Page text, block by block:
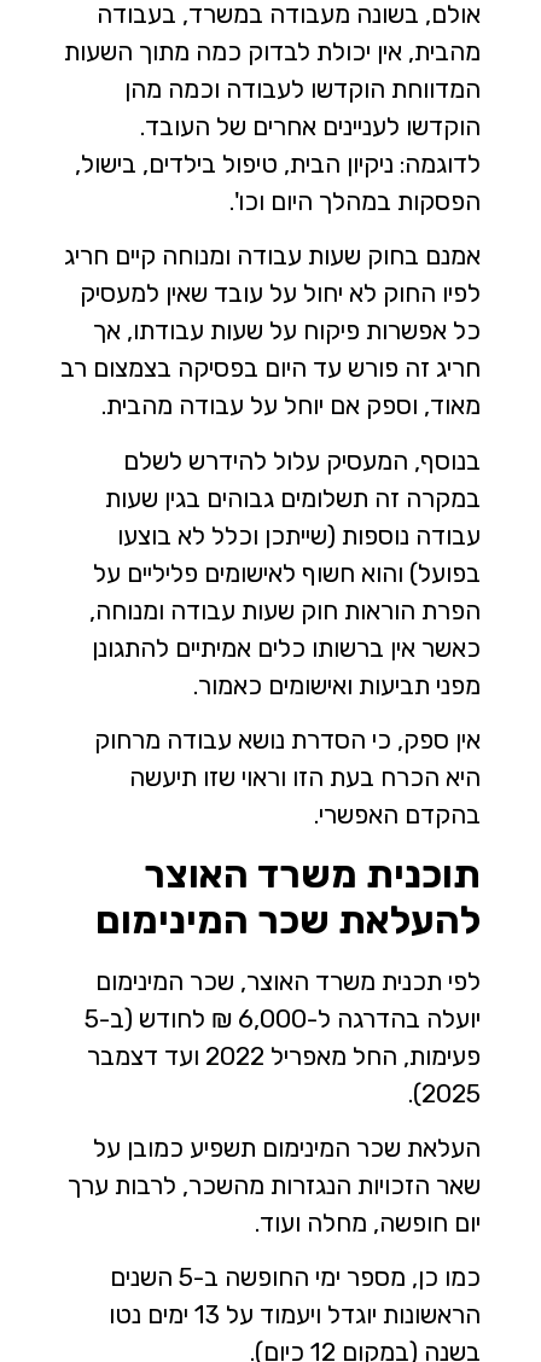
אולם, בשונה מעבודה במשרד, בעבודה
מהבית, אין יכולת לבדוק כמה מתוך השעות
המדווחת הוקדשו לעבודה וכמה מהן
הוקדשו לעניינים אחרים של העובד.
לדוגמה: ניקיון הבית, טיפול בילדים, בישול,
הפסקות במהלך היום וכו'.
אמנם בחוק שעות עבודה ומנוחה קיים חריג
לפיו החוק לא יחול על עובד שאין למעסיק
כל אפשרות פיקוח על שעות עבודתו, אך
חריג זה פורש עד היום בפסיקה בצמצום רב
מאוד, וספק אם יוחל על עבודה מהבית.
בנוסף, המעסיק עלול להידרש לשלם
במקרה זה תשלומים גבוהים בגין שעות
עבודה נוספות (שייתכן וכלל לא בוצעו
בפועל) והוא חשוף לאישומים פליליים על
הפרת הוראות חוק שעות עבודה ומנוחה,
כאשר אין ברשותו כלים אמיתיים להתגונן
מפני תביעות ואישומים כאמור.
אין ספק, כי הסדרת נושא עבודה מרחוק
היא הכרח בעת הזו וראוי שזו תיעשה
בהקדם האפשרי.
תוכנית משרד האוצר
להעלאת שכר המינימום
לפי תכנית משרד האוצר, שכר המינימום
יועלה בהדרגה ל-6,000 ₪ לחודש (ב-5
פעימות, החל מאפריל 2022 ועד דצמבר
2025).
העלאת שכר המינימום תשפיע כמובן על
שאר הזכויות הנגזרות מהשכר, לרבות ערך
יום חופשה, מחלה ועוד.
כמו כן, מספר ימי החופשה ב-5 השנים
הראשונות יוגדל ויעמוד על 13 ימים נטו
בשנה (במקום 12 כיום).